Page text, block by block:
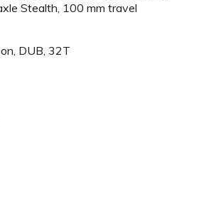
Stealth, 100 mm travel
DUB, 32T